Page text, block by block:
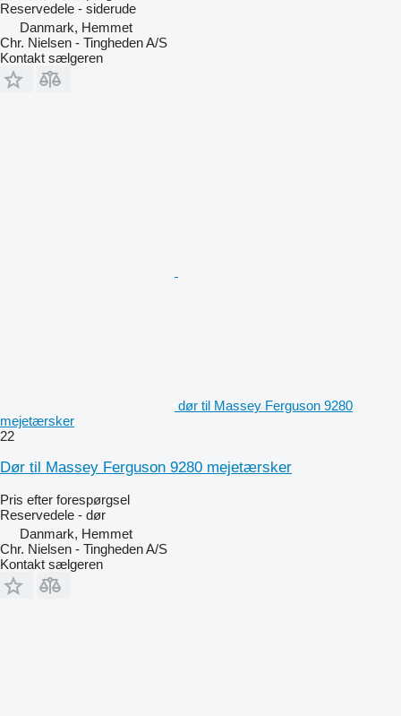
Reservedele - siderude
Danmark, Hemmet
Chr. Nielsen - Tingheden A/S
Kontakt sælgeren
dør til Massey Ferguson 9280
mejetærsker
22
Dør til Massey Ferguson 9280 mejetærsker
Pris efter forespørgsel
Reservedele - dør
Danmark, Hemmet
Chr. Nielsen - Tingheden A/S
Kontakt sælgeren